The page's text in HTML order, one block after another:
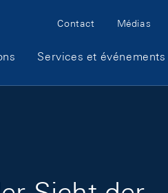
Meta Navigation
Contact Médias
Services et événements